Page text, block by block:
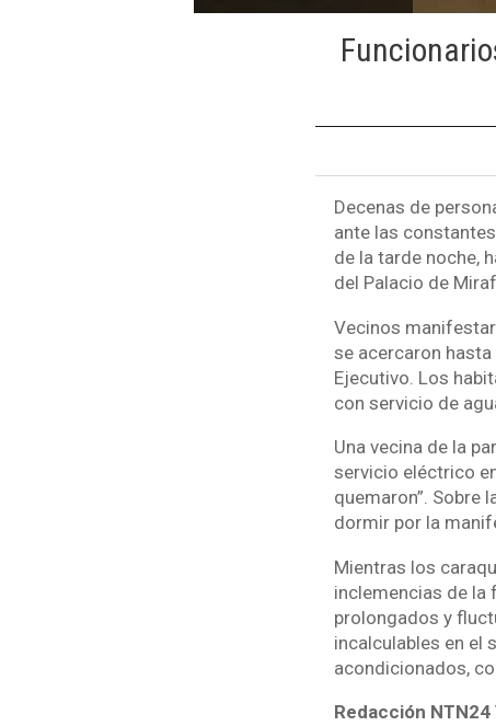
Decenas de
ante las
de la tarde noche,
del Palacio de
Vecinos
se acercaron
Ejecutivo. Los
con servicio de
Una vecina de la
servicio eléctrico
quemaron”. Sobre
dormir por la
Mientras los
inclemencias de la
prolongados y
incalculables en el
acondicionados,
Redacción